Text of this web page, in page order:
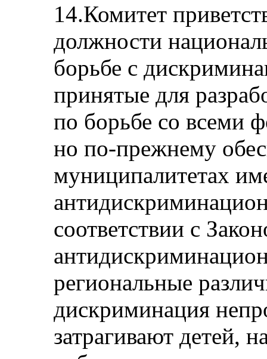
14.Комитет
должности
борьбе с
принятые для
по борьбе со всеми
но по-прежнему
муниципалитетах
соответствии с
региональные
дискриминация
затрагивают детей,